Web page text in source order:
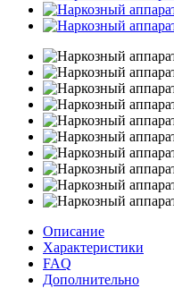
Описание
Характеристики
FAQ
Дополнительно